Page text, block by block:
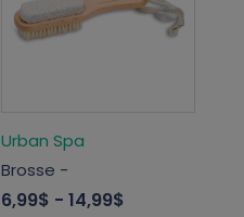
Urban Spa
Brosse -
6,99$ - 14,99$